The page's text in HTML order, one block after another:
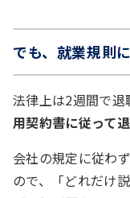
でも、就業規則
法律上は2週間で
用契約書に従って
会社の規定に従わ
ので、「どれだけ